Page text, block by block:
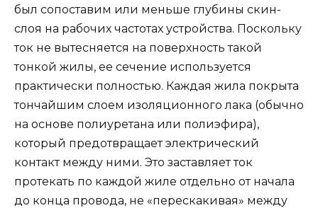
был сопоставим или меньше глубины скин-
слоя на рабочих частотах устройства. Поскольку
ток не вытесняется на поверхность такой
тонкой жилы, ее сечение используется
практически полностью. Каждая жила покрыта
тончайшим слоем изоляционного лака (обычно
на основе полиуретана или полиэфира),
который предотвращает электрический
контакт между ними. Это заставляет ток
протекать по каждой жиле отдельно от начала
до конца провода, не «перескакивая» между